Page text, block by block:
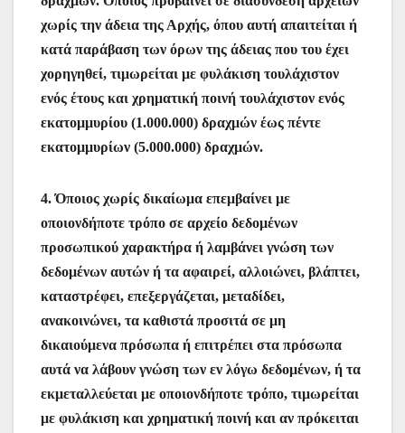
χωρίς την άδεια της Αρχής, όπου αυτή απαιτείται ή
κατά παράβαση των όρων της άδειας που του έχει
χορηγηθεί, τιμωρείται με φυλάκιση τουλάχιστον
ενός έτους και χρηματική ποινή τουλάχιστον ενός
εκατομμυρίου (1.000.000) δραχμών έως πέντε
εκατομμυρίων (5.000.000) δραχμών.
4. Όποιος χωρίς δικαίωμα επεμβαίνει με
οποιονδήποτε τρόπο σε αρχείο δεδομένων
προσωπικού χαρακτήρα ή λαμβάνει γνώση των
δεδομένων αυτών ή τα αφαιρεί, αλλοιώνει, βλάπτει,
καταστρέφει, επεξεργάζεται, μεταδίδει,
ανακοινώνει, τα καθιστά προσιτά σε μη
δικαιούμενα πρόσωπα ή επιτρέπει στα πρόσωπα
αυτά να λάβουν γνώση των εν λόγω δεδομένων, ή τα
εκμεταλλεύεται με οποιονδήποτε τρόπο, τιμωρείται
με φυλάκιση και χρηματική ποινή και αν πρόκειται